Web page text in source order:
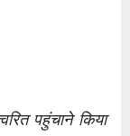
पहुंचाने किया